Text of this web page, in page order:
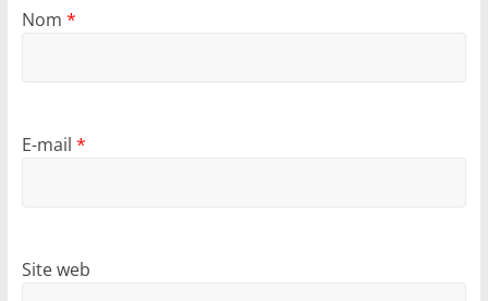
Nom *
E-mail *
Site web